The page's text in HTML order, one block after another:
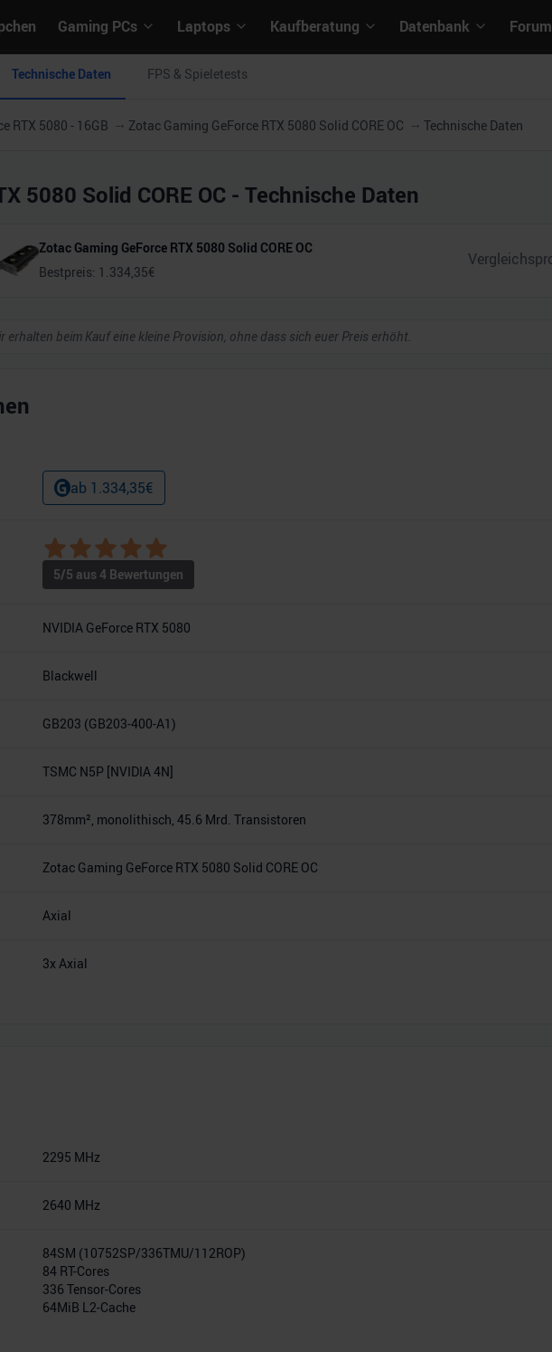
Gaming PCs Laptops Kaufberatung Datenbank Forum
Technische Daten FPS & Spieletests
RTX 5080 - 16GB Zotac Gaming GeForce RTX 5080 Solid CORE OC Technische Daten
5080 Solid CORE OC - Technische Daten
Zotac Gaming GeForce RTX 5080 Solid CORE OC
Bestpreis: 1.334,35€
erhalten beim Kauf eine kleine Provision, ohne dass sich euer Preis erhöht.
ab 1.334,35€
5/5 aus 4 Bewertungen
NVIDIA GeForce RTX 5080
Blackwell
GB203 (GB203-400-A1)
TSMC N5P [NVIDIA 4N]
378mm², monolithisch, 45.6 Mrd. Transistoren
Zotac Gaming GeForce RTX 5080 Solid CORE OC
Axial
3x Axial
2295 MHz
2640 MHz
84SM (10752SP/336TMU/112ROP)
84 RT-Cores
336 Tensor-Cores
64MiB L2-Cache